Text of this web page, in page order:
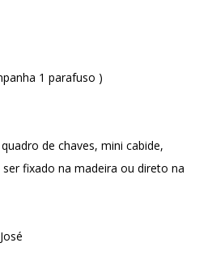
1 parafuso )
de chaves, mini cabide,
fixado na madeira ou direto na